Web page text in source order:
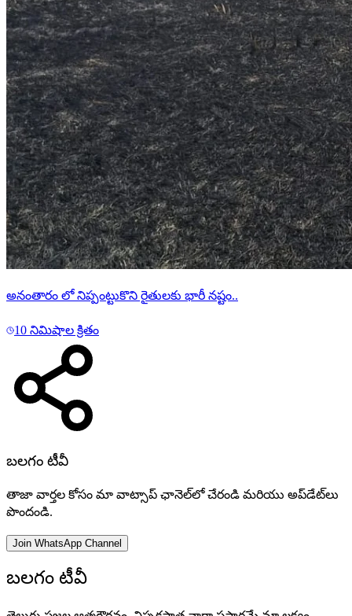
అనంతారం లో నిప్పంట్టుకొని రైతులకు భారీ నష్టం..
10 నిమిషాల క్రితం
బలగం టీవీ
తాజా వార్తల కోసం మా వాట్సాప్ ఛానెల్‌లో చేరండి మరియు అప్‌డేట్‌లు
పొందండి.
Join WhatsApp Channel
బలగం టీవీ